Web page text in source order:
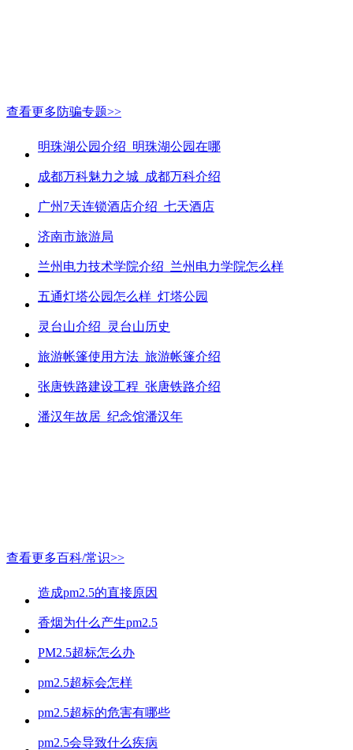
查看更多防骗专题>>
明珠湖公园介绍_明珠湖公园在哪
成都万科魅力之城_成都万科介绍
广州7天连锁酒店介绍_七天酒店
济南市旅游局
兰州电力技术学院介绍_兰州电力学院怎么样
五通灯塔公园怎么样_灯塔公园
灵台山介绍_灵台山历史
旅游帐篷使用方法_旅游帐篷介绍
张唐铁路建设工程_张唐铁路介绍
潘汉年故居_纪念馆潘汉年
查看更多百科/常识>>
造成pm2.5的直接原因
香烟为什么产生pm2.5
PM2.5超标怎么办
pm2.5超标会怎样
pm2.5超标的危害有哪些
pm2.5会导致什么疾病